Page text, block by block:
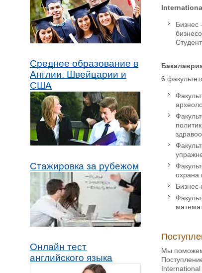
Среднее образование в
Англии, Швейцарии и
США
Стажировка за рубежом
Онлайн тест
английского языка
Бизнес
6
охрана
Мы